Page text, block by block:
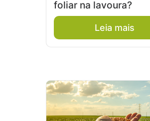
foliar na lavoura?
Leia mais